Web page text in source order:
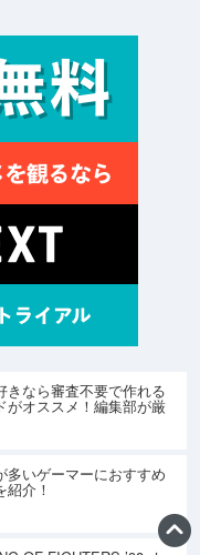
きなら審査不要で作れる
がオススメ！編集部が厳
多いゲーマーにおすすめ
介！